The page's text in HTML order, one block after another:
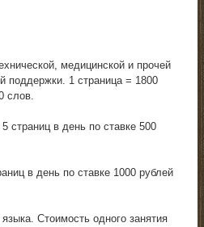
user/danil-
медицинской и прочей
поддержки. 1 страница = 1800
слов.
страниц в день по ставке 500
в день по ставке 1000 рублей
Стоимость одного занятия